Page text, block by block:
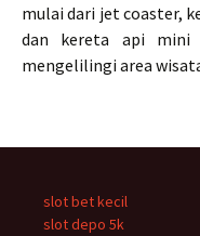
mulai dari jet coaster,
dan kereta api mini
mengelilingi area
slot bet kecil
slot depo 5k